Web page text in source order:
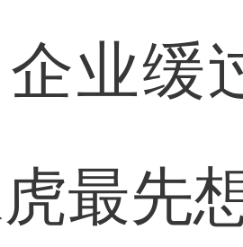
缓过
最先